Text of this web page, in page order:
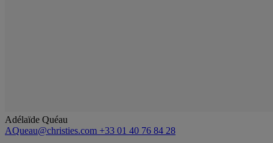
Adélaïde Quéau
AQueau@christies.com +33 01 40 76 84 28